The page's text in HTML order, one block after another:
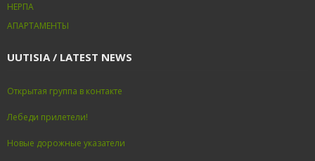
НЕРПА
АПАРТАМЕНТЫ
UUTISIA / LATEST NEWS
Открытая группа в контакте
Лебеди прилетели!
Новые дорожные указатели